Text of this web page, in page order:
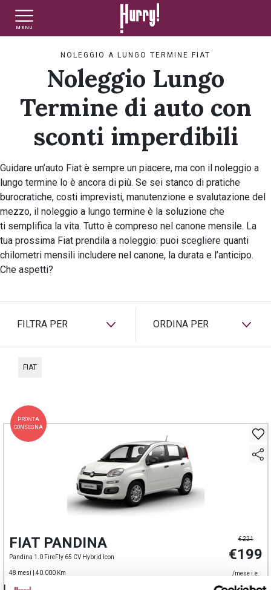
MENU
NOLEGGIO A LUNGO TERMINE FIAT
Noleggio Lungo
Termine di auto con
sconti imperdibili
Guidare un’auto Fiat è sempre un piacere, ma con il noleggio a
lungo termine lo è ancora di più. Se sei stanco di pratiche
burocratiche, costi imprevisti, manutenzione e svalutazione del
mezzo, il noleggio a lungo termine è la soluzione che
ti semplifica la vita. Tutto è compreso nel canone mensile. La
tua prossima Fiat prendila a noleggio: puoi scegliere quanti
chilometri mensili includere nel canone, la durata e l’anticipo.
Che aspetti?
FILTRA PER ORDINA PER
FIAT
PRONTA
CONSEGNA
€ 221
€199
/mese i.e.
FIAT PANDINA
Pandina 1.0 FireFly 65 CV Hybrid Icon
48 mesi | 40.000 Km
NLT AZIENDE - P.IVA
NLT USATO PRIVATI
NLT USATO AZIENDE - P. IVA
AUTO USATE
FINANZIAMENTO
VALUTA E VENDI
PREASSEGNAZIONE